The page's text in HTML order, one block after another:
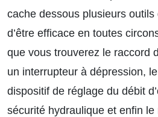
cache dessous plusieurs
d’être efficace en toutes
que vous trouverez le raccord
un interrupteur à dépression,
dispositif de réglage du débit
sécurité hydraulique et enfin